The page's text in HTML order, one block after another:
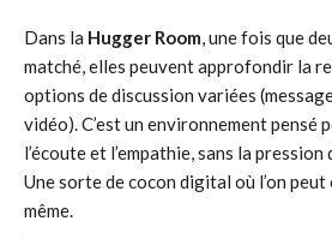
Dans la Hugger Room , une fois que
matché, elles peuvent approfondir la
options de discussion variées
vidéo). C’est un environnement pensé
l’écoute et l’empathie, sans la
Une sorte de cocon digital où l’on
même.